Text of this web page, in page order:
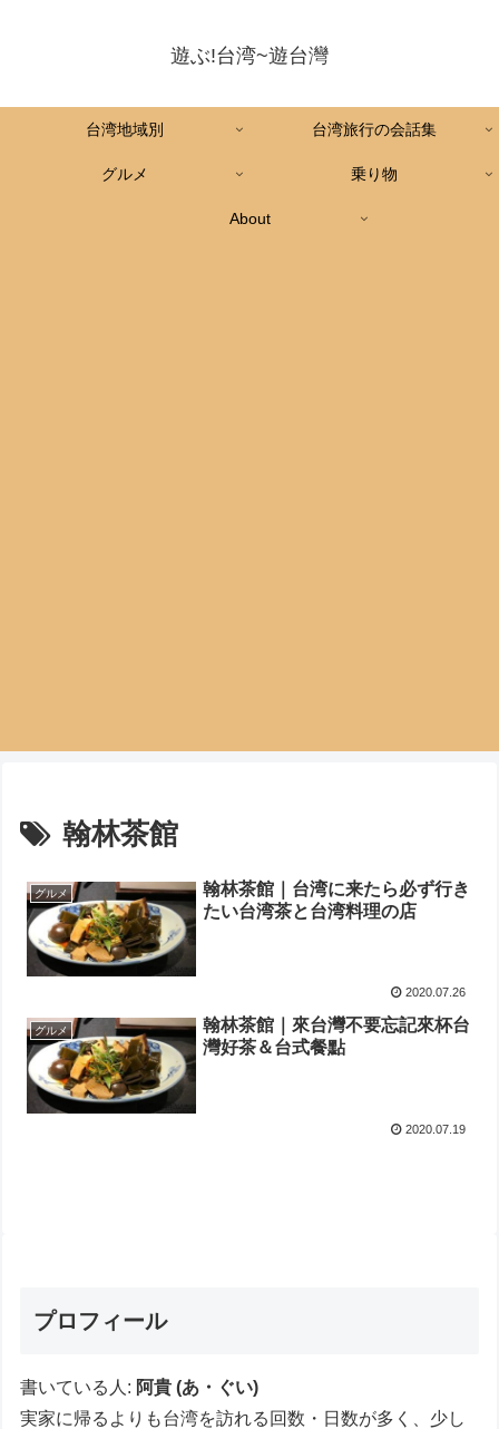
遊ぶ!台湾~遊台灣
台湾地域別 台湾旅行の会話集
グルメ 乗り物
About
翰林茶館
グルメ
翰林茶館｜台湾に来たら必ず行き
たい台湾茶と台湾料理の店
2020.07.26
グルメ
翰林茶館｜來台灣不要忘記來杯台
灣好茶＆台式餐點
2020.07.19
プロフィール
書いている人: 阿貴 (あ・ぐい)
実家に帰るよりも台湾を訪れる回数・日数が多く、少し